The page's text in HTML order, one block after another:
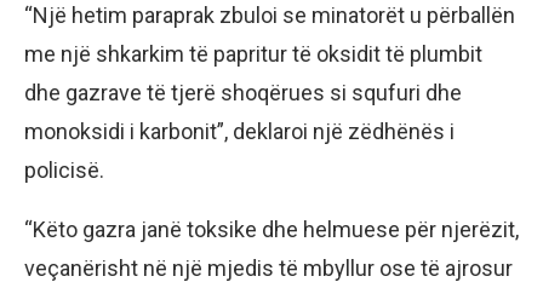
“Një hetim paraprak zbuloi se minatorët u përballën
me një shkarkim të papritur të oksidit të plumbit
dhe gazrave të tjerë shoqërues si squfuri dhe
monoksidi i karbonit”, deklaroi një zëdhënës i
policisë.
“Këto gazra janë toksike dhe helmuese për njerëzit,
veçanërisht në një mjedis të mbyllur ose të ajrosur